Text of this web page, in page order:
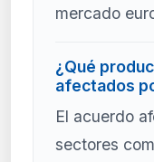
mercado
¿Qué
afectados
El acuerdo
sectores